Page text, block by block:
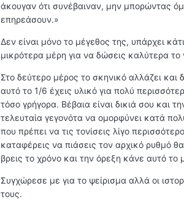
άκουγαν ότι συνέβαιναν, μην μπορώντας
επηρεάσουν.»
Δεν είναι μόνο το μέγεθος της, υπάρχει
μικρότερα μέρη για να δώσεις καλύτερα το
Στο δεύτερο μέρος το σκηνικό αλλάζει και
αυτό το 1/6 έχεις υλικό για πολύ
τόσο γρήγορα. Βέβαια είναι δικιά σου και
τελευταία γεγονότα να ομορφύνει κατά
που πρέπει να τις τονίσεις λίγο
καταφέρεις να πιάσεις τον αρχικό ρυθμό
βρεις το χρόνο και την όρεξη κάνε αυτό το
Συγχώρεσε με για το ψείρισμα αλλά οι
τους.